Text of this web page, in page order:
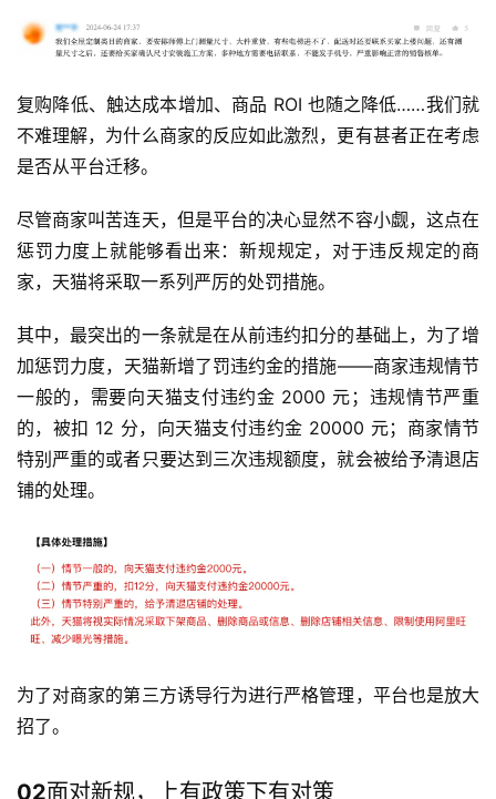
复购降低、触达成本增加、商品 ROI 也随之降低……我们就
不难理解，为什么商家的反应如此激烈，更有甚者正在考虑
是否从平台迁移。
尽管商家叫苦连天，但是平台的决心显然不容小觑，这点在
惩罚力度上就能够看出来：新规规定，对于违反规定的商
家，天猫将采取一系列严厉的处罚措施。
其中，最突出的一条就是在从前违约扣分的基础上，为了增
加惩罚力度，天猫新增了罚违约金的措施——商家违规情节
一般的，需要向天猫支付违约金 2000 元；违规情节严重
的，被扣 12 分，向天猫支付违约金 20000 元；商家情节
特别严重的或者只要达到三次违规额度，就会被给予清退店
铺的处理。
为了对商家的第三方诱导行为进行严格管理，平台也是放大
招了。
02面对新规，上有政策下有对策